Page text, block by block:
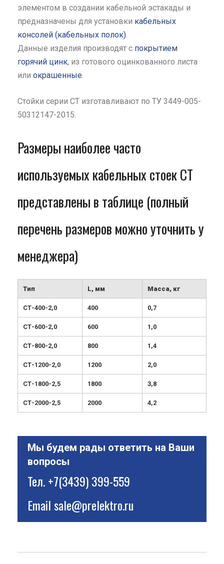
элементом в создании кабельной эстакады и
предназначены для установки кабельных
консолей (кабельных полок).
Данные изделия производят с покрытием
горячий цинк, из готового оцинкованного листа
или окрашенные.
Стойки серии СТ изготавливают по ТУ 3449-005-
50312147-2015.
Размеры наиболее часто
используемых кабельных стоек СТ
представлены в таблице (полный
перечень размеров можно уточнить у
менеджера)
Тип L, мм Масса, кг
СТ-400-2,0 400 0,7
СТ-600-2,0 600 1,0
СТ-800-2,0 800 1,4
СТ-1200-2,0 1200 2,0
СТ-1800-2,5 1800 3,8
СТ-2000-2,5 2000 4,2
Мы будем рады ответить на Ваши
вопросы
Тел.+7(3439) 399-559
Emailsale@prelektro.ru